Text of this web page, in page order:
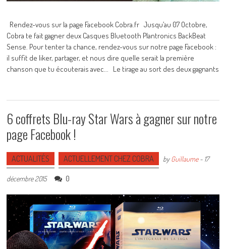
Rendez-vous sur la page Facebook Cobra.fr Jusqu’au 07 Octobre,
Cobra te fait gagner deux Casques Bluetooth Plantronics BackBeat
Sense. Pour tenter ta chance, rendez-vous sur notre page Facebook :
il suffit de liker, partager, et nous dire quelle serait la première
chanson que tu écouterais avec... Le tirage au sort des deux gagnants
6 coffrets Blu-ray Star Wars à gagner sur notre
page Facebook !
ACTUALITÉS ACTUELLEMENT CHEZ COBRA byGuillaume- 17
décembre 2015 0